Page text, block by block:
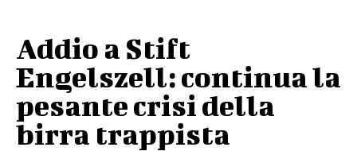
Addio a Stift
Engelszell: continua la
pesante crisi della
birra trappista